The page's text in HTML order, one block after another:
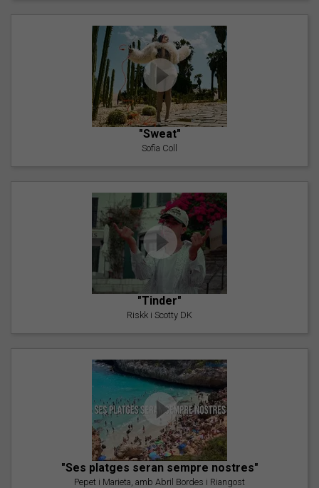
"Sweat"
Sofia Coll
"Tinder"
Riskk i Scotty DK
"Ses platges seran sempre nostres"
Pepet i Marieta, amb Abril Bordes i Riangost